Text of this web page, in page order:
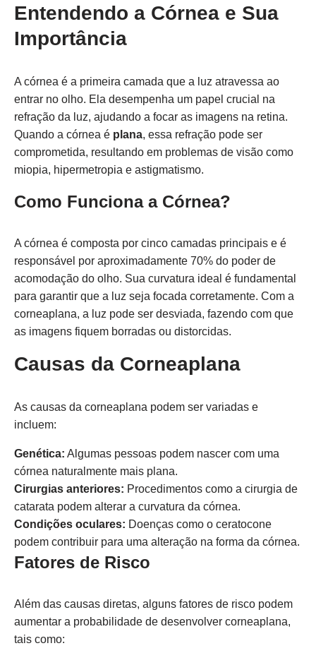
Entendendo a Córnea e Sua
Importância
A córnea é a primeira camada que a luz atravessa ao
entrar no olho. Ela desempenha um papel crucial na
refração da luz, ajudando a focar as imagens na retina.
Quando a córnea é plana, essa refração pode ser
comprometida, resultando em problemas de visão como
miopia, hipermetropia e astigmatismo.
Como Funciona a Córnea?
A córnea é composta por cinco camadas principais e é
responsável por aproximadamente 70% do poder de
acomodação do olho. Sua curvatura ideal é fundamental
para garantir que a luz seja focada corretamente. Com a
corneaplana, a luz pode ser desviada, fazendo com que
as imagens fiquem borradas ou distorcidas.
Causas da Corneaplana
As causas da corneaplana podem ser variadas e
incluem:
Genética: Algumas pessoas podem nascer com uma
córnea naturalmente mais plana.
Cirurgias anteriores: Procedimentos como a cirurgia de
catarata podem alterar a curvatura da córnea.
Condições oculares: Doenças como o ceratocone
podem contribuir para uma alteração na forma da córnea.
Fatores de Risco
Além das causas diretas, alguns fatores de risco podem
aumentar a probabilidade de desenvolver corneaplana,
tais como: